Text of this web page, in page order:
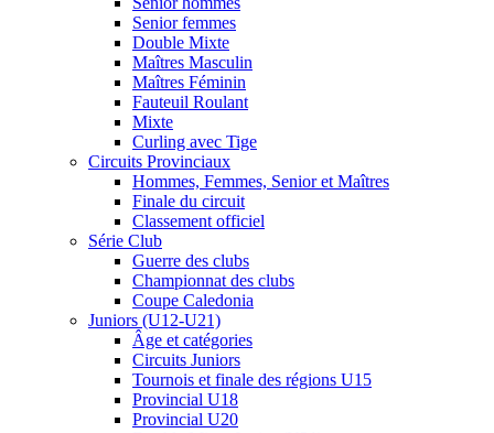
Senior femmes
Double Mixte
Maîtres Masculin
Maîtres Féminin
Fauteuil Roulant
Mixte
Curling avec Tige
Circuits Provinciaux
Hommes, Femmes, Senior et Maîtres
Finale du circuit
Classement officiel
Série Club
Guerre des clubs
Championnat des clubs
Coupe Caledonia
Juniors (U12-U21)
Âge et catégories
Circuits Juniors
Tournois et finale des régions U15
Provincial U18
Provincial U20